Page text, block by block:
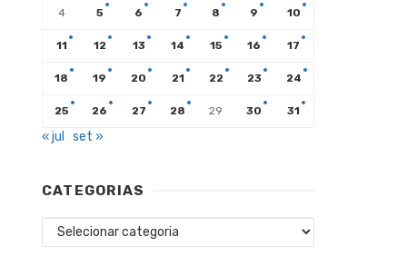
4 5 6 7 8 9 10
11 12 13 14 15 16 17
18 19 20 21 22 23 24
25 26 27 28 29 30 31
« jul set »
CATEGORIAS
Categorias